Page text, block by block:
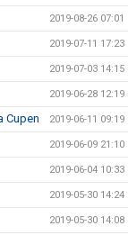
2019-08-26 07:01
2019-07-11 17:23
2019-07-03 14:15
2019-06-28 12:19
Cupen 2019-06-11 09:19
2019-06-09 21:10
2019-06-04 10:33
2019-05-30 14:24
2019-05-30 14:08